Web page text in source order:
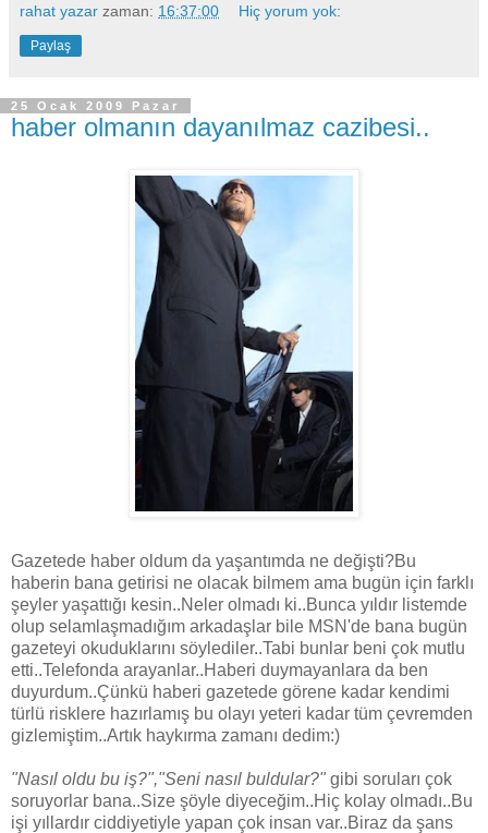
rahat yazar zaman: 16:37:00 Hiç yorum yok:
Paylaş
25 Ocak 2009 Pazar
haber olmanın dayanılmaz cazibesi..
Gazetede haber oldum da yaşantımda ne değişti?Bu
haberin bana getirisi ne olacak bilmem ama bugün için farklı
şeyler yaşattığı kesin..Neler olmadı ki..Bunca yıldır listemde
olup selamlaşmadığım arkadaşlar bile MSN'de bana bugün
gazeteyi okuduklarını söylediler..Tabi bunlar beni çok mutlu
etti..Telefonda arayanlar..Haberi duymayanlara da ben
duyurdum..Çünkü haberi gazetede görene kadar kendimi
türlü risklere hazırlamış bu olayı yeteri kadar tüm çevremden
gizlemiştim..Artık haykırma zamanı dedim:)
"Nasıl oldu bu iş?","Seni nasıl buldular?" gibi soruları çok
soruyorlar bana..Size şöyle diyeceğim..Hiç kolay olmadı..Bu
işi yıllardır ciddiyetiyle yapan çok insan var..Biraz da şans